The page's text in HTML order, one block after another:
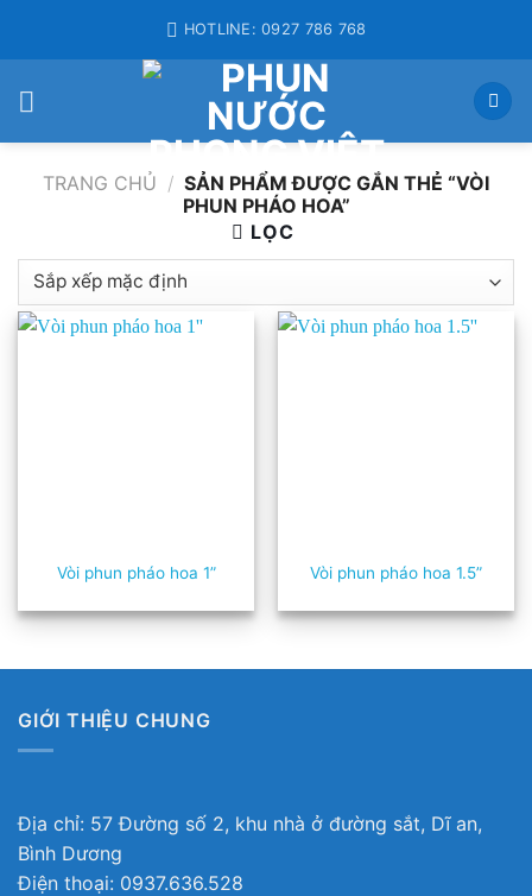
HOTLINE: 0927 786 768
TRANG CHỦ / SẢN PHẨM ĐƯỢC GẮN THẺ “VÒI
PHUN PHÁO HOA”
LỌC
Vòi phun pháo hoa 1” Vòi phun pháo hoa 1.5”
GIỚI THIỆU CHUNG
Địa chỉ: 57 Đường số 2, khu nhà ở đường sắt, Dĩ an,
Bình Dương
Điện thoại: 0937.636.528